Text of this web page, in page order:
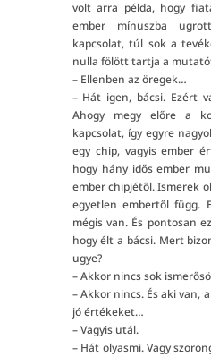
volt arra példa, hogy
ember mínuszba
kapcsolat, túl sok a
nulla fölött tartja a
– Ellenben az öregek…
– Hát igen, bácsi. Ezért
Ahogy megy előre a
kapcsolat, így egyre
egy chip, vagyis ember
hogy hány idős ember
ember chipjétől. Ismerek
egyetlen embertől függ.
mégis van. És pontosan
hogy élt a bácsi. Mert
ugye?
– Akkor nincs sok
– Akkor nincs. És aki van,
jó értékeket…
– Vagyis utál.
– Hát olyasmi. Vagy